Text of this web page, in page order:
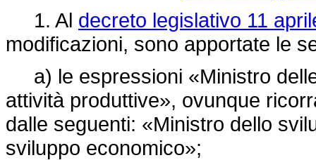
1. Al decreto legislativo 11
modificazioni, sono apportate le
a) le espressioni «Ministro
attività produttive», ovunque
dalle seguenti: «Ministro dello
sviluppo economico»;